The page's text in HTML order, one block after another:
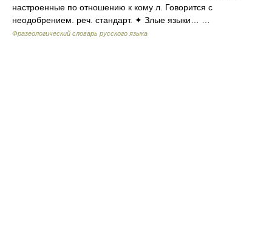
настроенные по отношению к кому л. Говорится с
неодобрением. реч. стандарт. ✦ Злые языки… …
Фразеологический словарь русского языка